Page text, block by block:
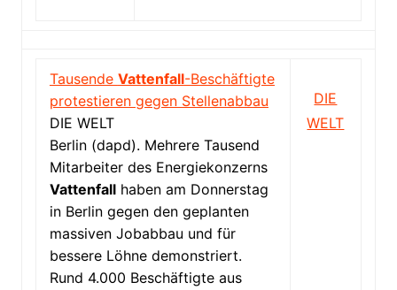
Tausende Vattenfall-Beschäftigte
protestieren gegen Stellenabbau
DIE WELT
Berlin (dapd). Mehrere Tausend
Mitarbeiter des Energiekonzerns
Vattenfallhaben am Donnerstag
in Berlin gegen den geplanten
massiven Jobabbau und für
bessere Löhne demonstriert.
Rund 4.000 Beschäftigte aus
DIE
WELT